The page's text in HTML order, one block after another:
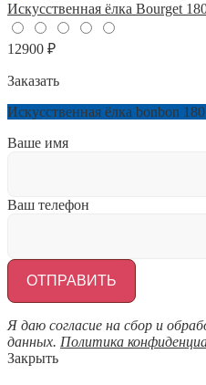
Искусственная ёлка Bourget
12900 ₽
Заказать
Искусственная ёлка bonbon
Ваше имя
Ваш телефон
Я даю согласие на сбор и
данных. Политика
Закрыть